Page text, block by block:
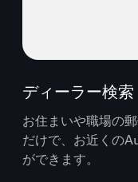
ディーラー検索
お住まいや職場の
だけで、お近くの
ができます。